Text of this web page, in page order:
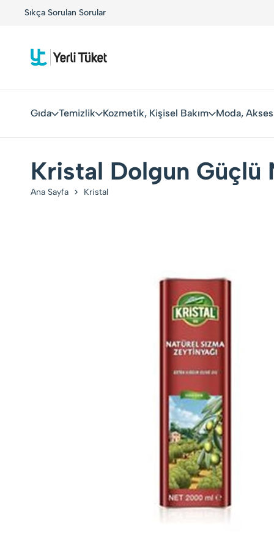
Sıkça Sorulan SorularYerli Tüketiciler, Yerli Markalarla Buluşuyor!
Gıda Temizlik Kozmetik, Kişisel Bakım Moda,
Kristal Dolgun Güçlü
Ana Sayfa Kristal